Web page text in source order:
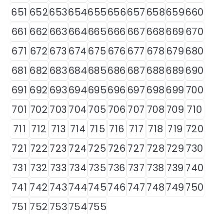
651 652653654655656657658659660
661 662 663664665666 667668669 670
671 672 673 674675 676 677 678 679680
681 682 683684685686 687688689690
691 692 693694695696 697698699 700
701 702 703 704705 706 707 708 709 710
711 712 713 714 715 716 717 718 719 720
721 722 723 724725 726 727 728 729 730
731 732 733 734 735 736 737 738 739 740
741 742 743744745746 747748749750
751 752 753754755